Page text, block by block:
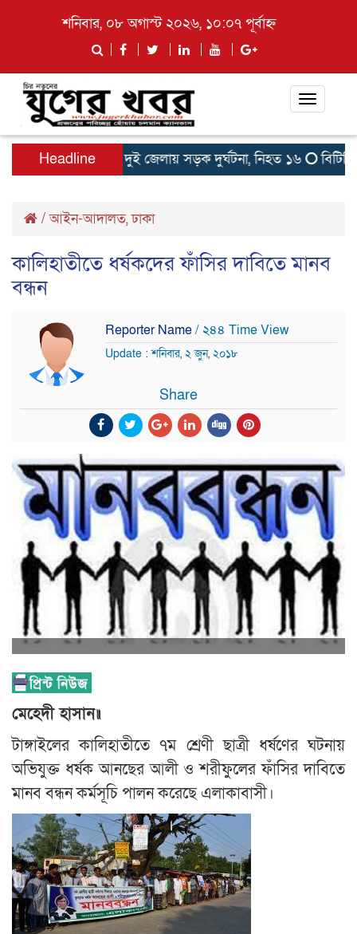
শনিবার, ০৮ অগাস্ট ২০২৬, ১০:০৭ পূর্বাহ্ন
Toggle
Headline
সকালে দুই জেলায় সড়ক দুর্ঘটনা, নিহত ১৬ বিটিভির
/আইন-আদালত,ঢাকা
কালিহাতীতে ধর্ষকদের ফাঁসির দাবিতে মানব
বন্ধন
Reporter Name/ ২৪৪ Time View
Update : শনিবার, ২ জুন, ২০১৮
Share
মেহেদী হাসান॥
টাঙ্গাইলের কালিহাতীতে ৭ম শ্রেণী ছাত্রী ধর্ষণের ঘটনায়
অভিযুক্ত ধর্ষক আনছের আলী ও শরীফুলের ফাঁসির দাবিতে
মানব বন্ধন কর্মসূচি পালন করেছে এলাকাবাসী।